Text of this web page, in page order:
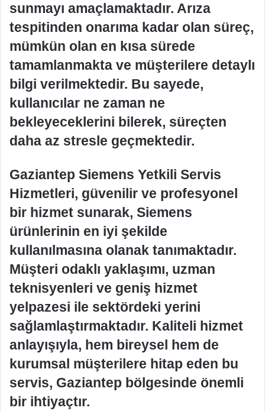
sunmayı amaçlamaktadır. Arıza
tespitinden onarıma kadar olan süreç,
mümkün olan en kısa sürede
tamamlanmakta ve müşterilere detaylı
bilgi verilmektedir. Bu sayede,
kullanıcılar ne zaman ne
bekleyeceklerini bilerek, süreçten
daha az stresle geçmektedir.
Gaziantep Siemens Yetkili Servis
Hizmetleri, güvenilir ve profesyonel
bir hizmet sunarak, Siemens
ürünlerinin en iyi şekilde
kullanılmasına olanak tanımaktadır.
Müşteri odaklı yaklaşımı, uzman
teknisyenleri ve geniş hizmet
yelpazesi ile sektördeki yerini
sağlamlaştırmaktadır. Kaliteli hizmet
anlayışıyla, hem bireysel hem de
kurumsal müşterilere hitap eden bu
servis, Gaziantep bölgesinde önemli
bir ihtiyaçtır.